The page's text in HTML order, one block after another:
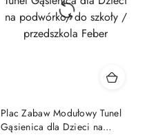
Plac Zabaw Modułowy Tunel
Gąsienica dla Dzieci na